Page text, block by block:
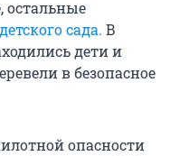
остальные
сада. В
дети и
в безопасное
опасности